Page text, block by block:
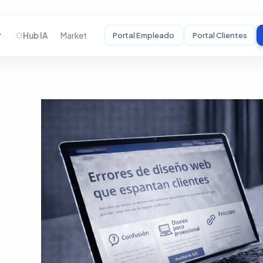
usuarios reales.
Auditoría Estratégica
Incubadora BHC ↗
↗
Hub IA Market Portal Empleado Portal Clientes